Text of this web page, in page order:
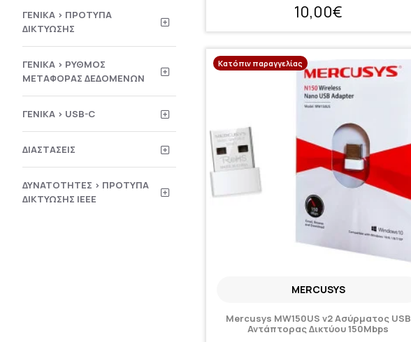
ΓΕΝΙΚΆ > ΠΡΌΤΥΠΑ
ΔΙΚΤΎΩΣΗΣ
ΓΕΝΙΚΆ > ΡΥΘΜΌΣ
ΜΕΤΑΦΟΡΆΣ ΔΕΔΟΜΈΝΩΝ
ΓΕΝΙΚΆ > USB-C
ΔΙΑΣΤΆΣΕΙΣ
ΔΥΝΑΤΌΤΗΤΕΣ > ΠΡΌΤΥΠΑ
ΔΙΚΤΎΩΣΗΣ IEEE
10,00€
Κατόπιν παραγγελίας
MERCUSYS
Mercusys MW150US v2 Ασύρματος USB
Αντάπτορας Δικτύου 150Mbps